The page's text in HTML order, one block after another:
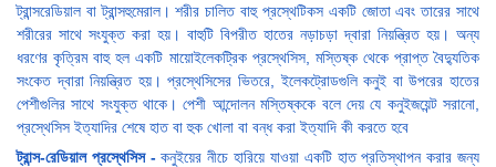
ট্রান্সরেডিয়াল বা ট্রান্সহুমেরাল। শরীর চালিত বাহু প্রস্থেটিকস একটি জোতা এবং তারের সাথে
শরীরের সাথে সংযুক্ত করা হয়। বাহুটি বিপরীত হাতের নড়াচড়া দ্বারা নিয়ন্ত্রিত হয়। অন্য
ধরণের কৃত্রিম বাহু হল একটি মায়োইলেকট্রিক প্রস্থেসিস, মস্তিষ্ক থেকে প্রাপ্ত বৈদ্যুতিক
সংকেত দ্বারা নিয়ন্ত্রিত হয়। প্রস্থেসিসের ভিতরে, ইলেকট্রোডগুলি কনুই বা উপরের হাতের
পেশীগুলির সাথে সংযুক্ত থাকে। পেশী আন্দোলন মস্তিষ্ককে বলে দেয় যে কনুইজয়েন্ট সরানো,
প্রস্থেসিস ইত্যাদির শেষে হাত বা হুক খোলা বা বন্ধ করা ইত্যাদি কী করতে হবে
ট্রান্স-রেডিয়াল প্রস্থেসিস -কনুইয়ের নীচে হারিয়ে যাওয়া একটি হাত প্রতিস্থাপন করার জন্য